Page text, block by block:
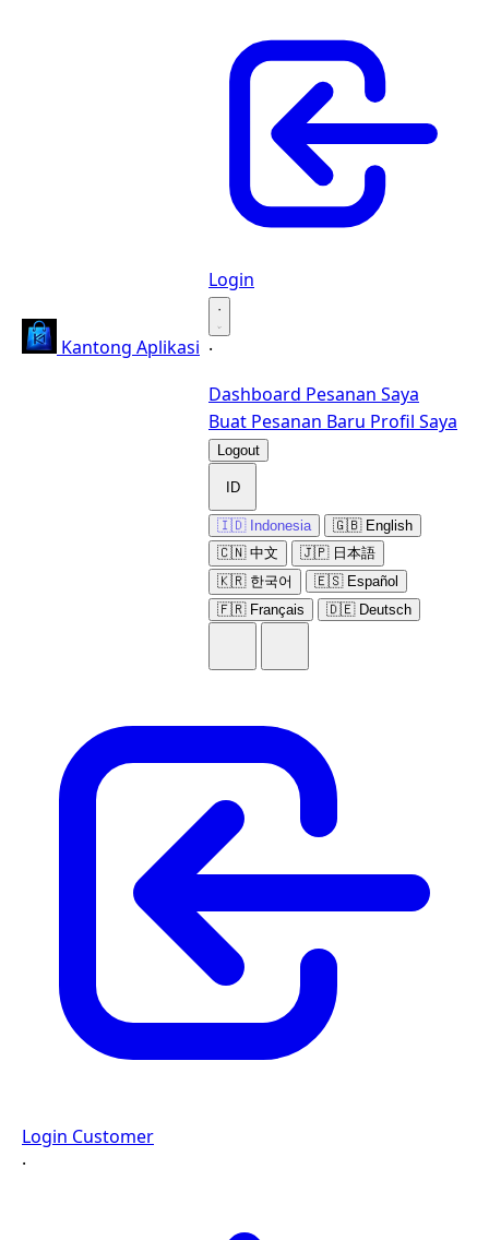
Kantong Aplikasi
Login
·
·
Dashboard Pesanan Saya
Buat Pesanan Baru Profil Saya
Logout
ID
🇮🇩 Indonesia
🇬🇧 English
🇨🇳 中文
🇯🇵 日本語
🇰🇷 한국어
🇪🇸 Español
🇫🇷 Français
🇩🇪 Deutsch
Login Customer
·